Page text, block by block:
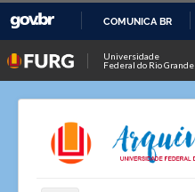
COMUNICA BR
Universidade
Federal do Rio Grande